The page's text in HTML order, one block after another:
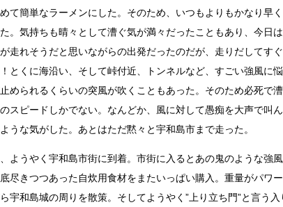
て簡単なラーメンにした。そのため、いつもよりもかなり早
。気持ちも晴々として漕ぐ気が満々だったこともあり、今日
走れそうだと思いながらの出発だったのだが、走りだしてす
とくに海沿い、そして峠付近、トンネルなど、すごい強風に
められるくらいの突風が吹くこともあった。そのため必死で
スピードしかでない。なんどか、風に対して愚痴を大声で叫
うな気がした。あとはただ黙々と宇和島市まで走った。
うやく宇和島市街に到着。市街に入るとあの鬼のような強
尽きつつあった自炊用食材をまたいっぱい購入。重量がパワ
宇和島城の周りを散策。そしてようやく”上り立ち門”と言う